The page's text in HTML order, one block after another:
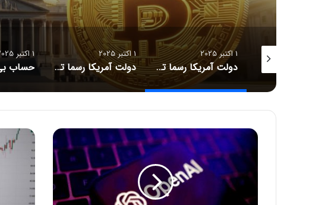
1 اکتبر 2025
دولت آمریکا رسما تعطیل شد! فرصت یا تهدیدی برای بازار ارزهای دیجیتال؟
1 اکتبر 2025
حساب بی‌ان‌بی چین هک شد؛ مراقب میم‌کوین‌های تقلبی و لینک‌های فیشینگ باشید!
1 اکتبر 2025
پ
ر
ت
ح
ل
ی
ل
س